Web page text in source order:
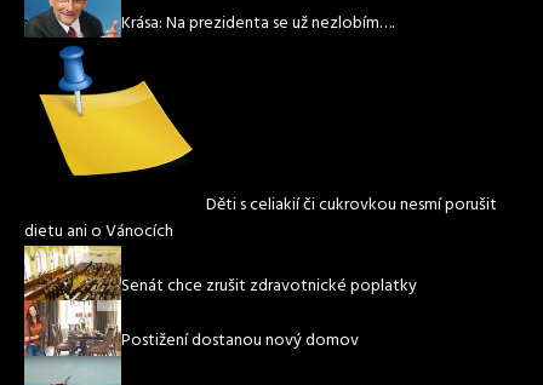
Krása: Na prezidenta se už nezlobím….
Děti s celiakií či cukrovkou nesmí porušit
dietu ani o Vánocích
Senát chce zrušit zdravotnické poplatky
Postižení dostanou nový domov